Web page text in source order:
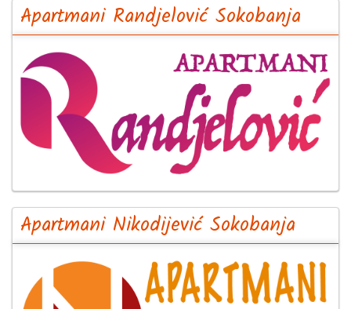
Apartmani Randjelović Sokobanja
Apartmani Nikodijević Sokobanja